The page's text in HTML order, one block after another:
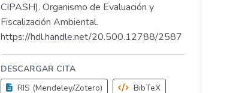
CIPASH). Organismo de Evaluación y
Fiscalización Ambiental.
https://hdl.handle.net/20.500.12788/2587
DESCARGAR CITA
RIS (Mendeley/Zotero)
BibTeX